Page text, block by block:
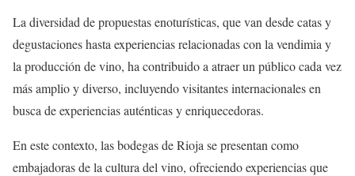
La diversidad de propuestas enoturísticas, que van desde catas y
degustaciones hasta experiencias relacionadas con la vendimia y
la producción de vino, ha contribuido a atraer un público cada vez
más amplio y diverso, incluyendo visitantes internacionales en
busca de experiencias auténticas y enriquecedoras.
En este contexto, las bodegas de Rioja se presentan como
embajadoras de la cultura del vino, ofreciendo experiencias que